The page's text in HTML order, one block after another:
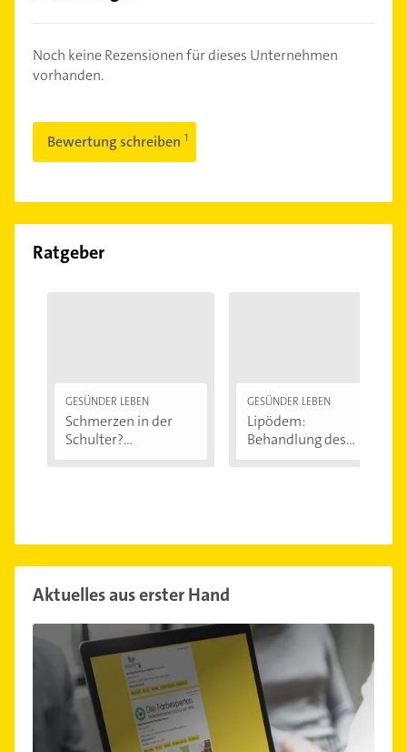
Noch keine Rezensionen für dieses Unternehmen
vorhanden.
Bewertung schreiben
Ratgeber
GESÜNDER LEBEN
Schmerzen in der
Schulter?
GESÜNDER LEBEN
Lipödem:
Behandlung des
Aktuelles aus erster Hand